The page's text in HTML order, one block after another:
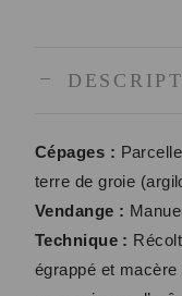
Cépages :
terre de groie
Vendange :
Technique :
égrappé et